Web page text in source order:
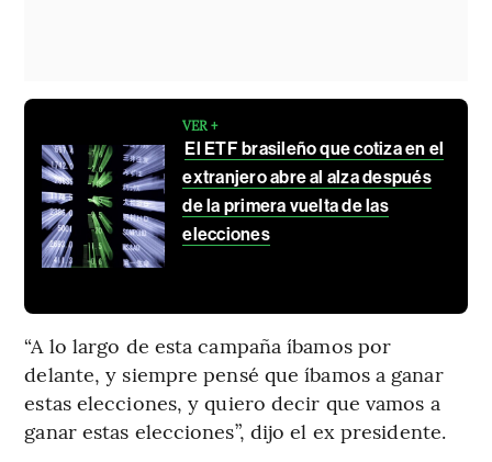
VER +
El ETF brasileño que cotiza en el
extranjero abre al alza después
de la primera vuelta de las
elecciones
“A lo largo de esta campaña íbamos por
delante, y siempre pensé que íbamos a ganar
estas elecciones, y quiero decir que vamos a
ganar estas elecciones”, dijo el ex presidente.